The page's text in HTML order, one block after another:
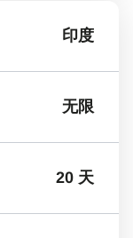
印度
无限
20 天